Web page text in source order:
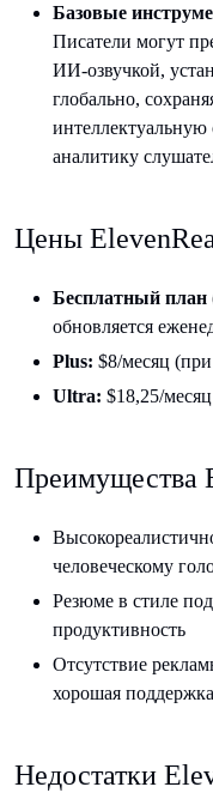
Базовые
Писатели могут
ИИ-озвучкой,
глобально,
интеллектуальную
аналитику
Цены
Бесплатный план
обновляется
Plus: $8/месяц
Ultra: $18,25/
Преимущества
человеческому
Резюме в стиле
продуктивность
Отсутствие
хорошая
Недостатки